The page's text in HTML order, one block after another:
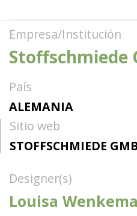
Empresa/Institución
País
ALEMANIA
Sitio web
STOFFSCHMIEDE
Designer(s)
Louisa